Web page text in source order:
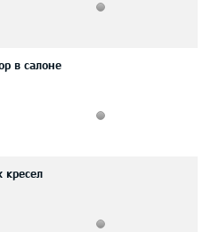
в салоне
кресел